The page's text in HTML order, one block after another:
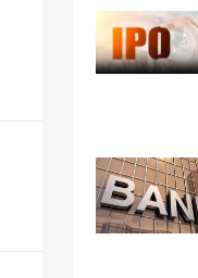
Motilal
“购买”评
2022-01-07
Capco的
比特币不
结束前达到
2022-01-07